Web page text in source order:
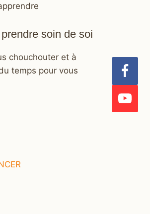
soin de soi
chouchouter et à
temps pour vous